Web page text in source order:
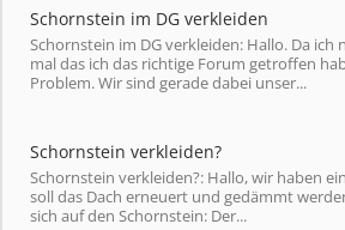
Schornstein im DG verkleiden
Schornstein im DG verkleiden: Hallo. Da ich
mal das ich das richtige Forum getroffen
Problem. Wir sind gerade dabei unser...
Schornstein verkleiden?
Schornstein verkleiden?: Hallo, wir haben
soll das Dach erneuert und gedämmt
sich auf den Schornstein: Der...